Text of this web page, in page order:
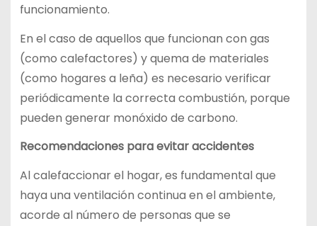
funcionamiento.
En el caso de aquellos que funcionan con gas
(como calefactores) y quema de materiales
(como hogares a leña) es necesario verificar
periódicamente la correcta combustión, porque
pueden generar monóxido de carbono.
Recomendaciones para evitar accidentes
Al calefaccionar el hogar, es fundamental que
haya una ventilación continua en el ambiente,
acorde al número de personas que se